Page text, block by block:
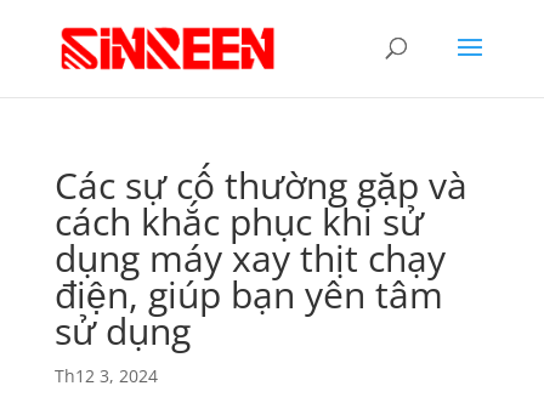
Các sự cố thường gặp và
cách khắc phục khi sử
dụng máy xay thịt chạy
điện, giúp bạn yên tâm
sử dụng
Th12 3, 2024